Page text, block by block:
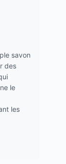
savon
des
le
les